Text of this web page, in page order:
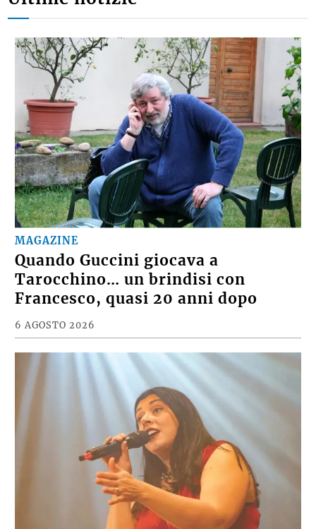
MAGAZINE
Quando Guccini giocava a
Tarocchino… un brindisi con
Francesco, quasi 20 anni dopo
6 AGOSTO 2026